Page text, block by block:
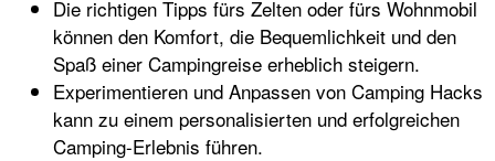
Die richtigen Tipps fürs Zelten oder fürs Wohnmobil
können den Komfort, die Bequemlichkeit und den
Spaß einer Campingreise erheblich steigern.
Experimentieren und Anpassen von Camping Hacks
kann zu einem personalisierten und erfolgreichen
Camping-Erlebnis führen.